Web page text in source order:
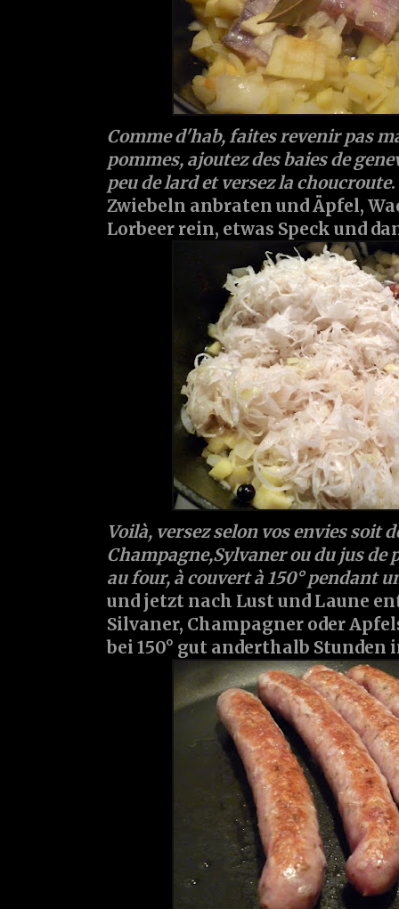
Comme d'hab, faites revenir pas
pommes, ajoutez des baies de
peu de lard et versez la choucroute
Zwiebeln anbraten und Äpfel,
Lorbeer rein, etwas Speck und
Voilà, versez selon vos envies soit
Champagne,Sylvaner ou du jus de
au four, à couvert à 150° pendant
und jetzt nach Lust und Laune
Silvaner, Champagner oder
bei 150° gut anderthalb Stunden